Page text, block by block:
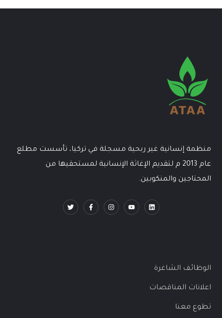
منظمة إنسانية غير ربحية مسجلة في تركيا، تأسست مطلع
عام 2013 م لتقديم الإغاثة الإنسانية لمستحقيها من
المحتاجين والمنكوبين.
الوظائف الشاغرة
اعلانات المناقصات
تطوع معنا